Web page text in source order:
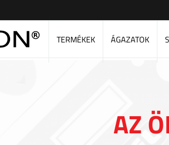
TERMÉKEK ÁGAZATOK
AZ